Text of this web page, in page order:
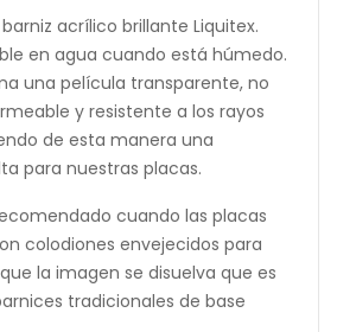
acrílico brillante Liquitex.
en agua cuando está húmedo.
una película transparente, no
y resistente a los rayos
de esta manera una
para nuestras placas.
cuando las placas
colodiones envejecidos para
la imagen se disuelva que es
tradicionales de base